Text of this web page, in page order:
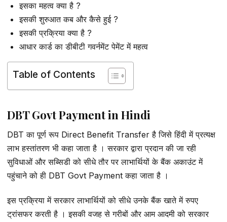
इसका महत्व क्या है ?
इसकी शुरुआत कब और कैसे हुई ?
इसकी प्रक्रिया क्या है ?
आधार कार्ड का डीबीटी गवर्नमेंट पेमेंट में महत्व
Table of Contents
DBT Govt Payment in Hindi
DBT का पूर्ण रूप Direct Benefit Transfer है जिसे हिंदी में प्रत्यक्ष
लाभ हस्तांतरण भी कहा जाता है । सरकार द्वारा प्रदान की जा रही
सुविधाओं और सब्सिडी को सीधे तौर पर लाभार्थियों के बैंक अकाउंट में
पहुंचाने को ही DBT Govt Payment कहा जाता है ।
इस प्रक्रिया में सरकार लाभार्थियों को सीधे उनके बैंक खाते में रुपए
ट्रांसफर करती है । इसकी वजह से गरीबों और आम आदमी को सरकार